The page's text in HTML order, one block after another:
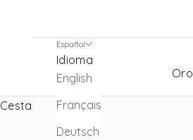
Oro
Español
Idioma
English
Français
Deutsch
Cesta